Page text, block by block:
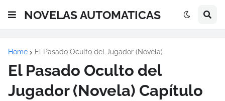
NOVELAS AUTOMATICAS
Home El Pasado Oculto del Jugador (Novela)
El Pasado Oculto del
Jugador (Novela) Capítulo